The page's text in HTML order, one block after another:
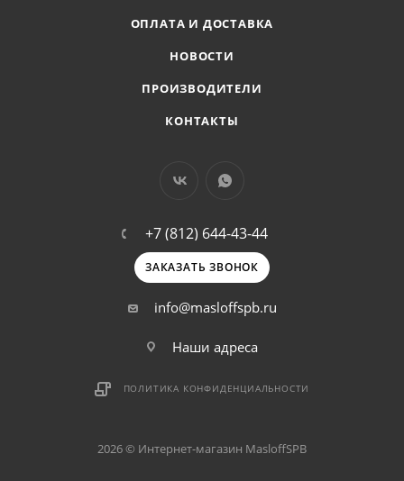
ОПЛАТА И ДОСТАВКА
НОВОСТИ
ПРОИЗВОДИТЕЛИ
КОНТАКТЫ
+7 (812) 644-43-44
ЗАКАЗАТЬ ЗВОНОК
info@masloffspb.ru
Наши адреса
ПОЛИТИКА КОНФИДЕНЦИАЛЬНОСТИ
2026 © Интернет-магазин MasloffSPB